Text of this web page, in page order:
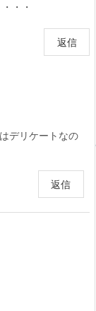
・・
返信
デリケートなの
返信